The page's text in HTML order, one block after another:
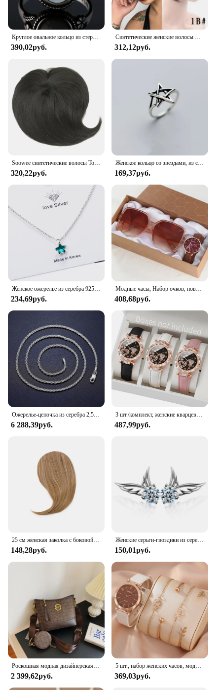
yourself or your business.
390,02руб. 312,12руб.
320,22руб.
Женское кольцо со звездами, из серебра 925 пробы
169,37руб.
234,69руб.
Модные часы, Набор очков, повседневные часы с кожаным ремешком, Женские Простые солнцезащитные очки, Женские кварцевые наручные часы с циферблатом железной башни, платье C
408,68руб.
6 288,39руб.
3 шт./комплект, женские кварцевые часы с кожаным ремешком
487,99руб.
25 см женская заколка с боковой челкой, натуральная толстая матовая челка для наращивания волос на лбу, черная, коричневая, светлая челка, парик с бахромой, шиньоны
148,28руб.
Женские серьги-гвоздики из серебра 925 пробы, с цирконом
150,01руб.
Роскошная модная дизайнерская женская сумка IMJK, ручные сумки, наплечный мессенджер, наклонная сумка на плечо, вечерние квадратные сумки
2 399,62руб.
5 шт., набор женских часов, модные повседневные кварцевые часы, модный простой браслет, набор часов
369,03руб.